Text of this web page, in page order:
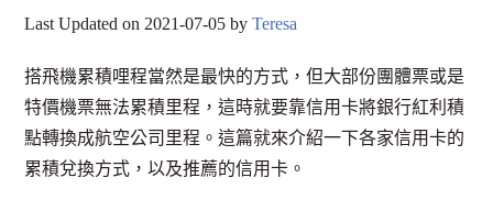
Last Updated on 2021-07-05 byTeresa
搭飛機累積哩程當然是最快的方式，但大部份團體票或是
特價機票無法累積里程，這時就要靠信用卡將銀行紅利積
點轉換成航空公司里程。這篇就來介紹一下各家信用卡的
累積兌換方式，以及推薦的信用卡。